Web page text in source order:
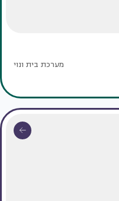
מערכת בית ונוי